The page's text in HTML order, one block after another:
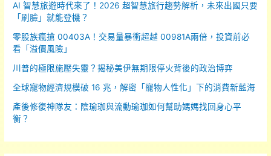
台
2
次
「大
滅
成
案
AI 智慧旅遊時代來了！2026 超智慧旅行趨勢解析，未來出國只要
「刷臉」就能登機？
零股族瘋搶 00403A！交易量暴衝超越 00981A兩倍，投資前必
看「溢價風險」
川普的極限施壓失靈？揭秘美伊無期限停火背後的政治博弈
全球寵物經濟規模破 16 兆，解密「寵物人性化」下的消費新藍海
產後修復神隊友：陰瑜珈與流動瑜珈如何幫助媽媽找回身心平
衡？